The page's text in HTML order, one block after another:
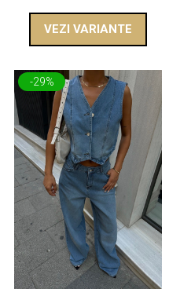
VEZI VARIANTE
-29%